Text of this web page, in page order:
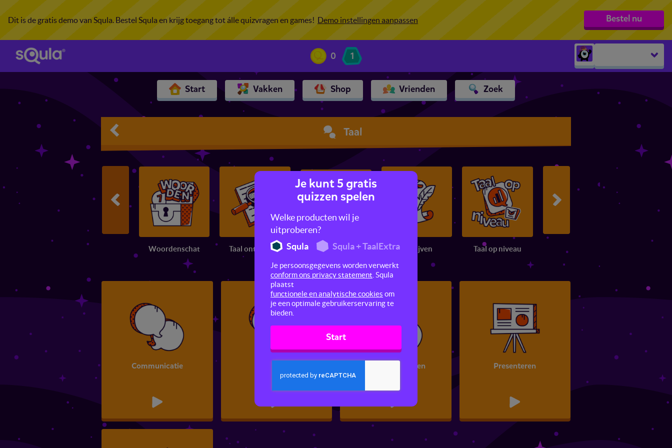
Dit is de gratis demo van Squla. Bestel Squla en krijg toegang tot álle quizvragen en games! Demo instellingen aanpassen Bestel nu
0 1
groep 1
groep 4
groep 5
Start Vakken Shop Vrienden Zoek
Taal
Woordenschat Taal ontdekken Spreken en luisteren Schrijven Taal op niveau Filmpjes
Communicatie Je mening geven Presenteren
Je kunt 5 gratis
quizzen spelen
Welke producten wil je
uitproberen?
Squla
Squla + TaalExtra
Je persoonsgegevens worden verwerkt
conform ons privacy statement . Squla
plaatst
functionele en analytische cookies om
je een optimale gebruikerservaring te
bieden.
Start